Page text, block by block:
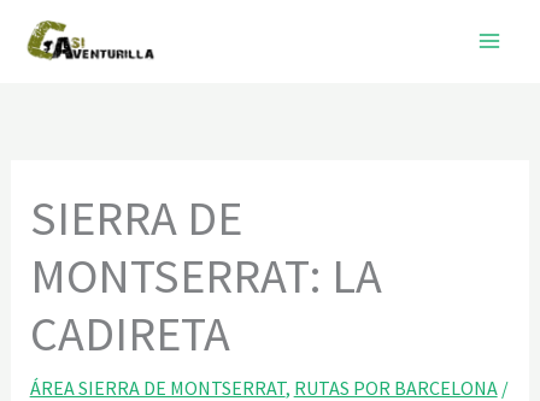
contenido
SIERRA DE
MONTSERRAT: LA
CADIRETA
ÁREA SIERRA DE MONTSERRAT, RUTAS POR BARCELONA/